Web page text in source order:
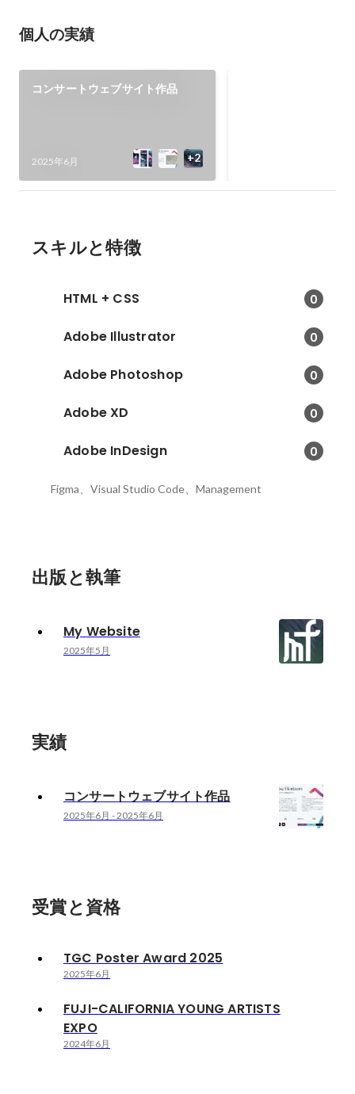
個人の実績
コンサートウェブサイト作品
2025年6月
スキルと特徴
HTML + CSS 0
Adobe Illustrator 0
Adobe Photoshop 0
Adobe XD 0
Adobe InDesign 0
Figma、Visual Studio Code、Management
出版と執筆
My Website
2025年5月
実績
コンサートウェブサイト作品
2025年6月 -2025年6月
受賞と資格
TGC Poster Award 2025
2025年6月
FUJI-CALIFORNIA YOUNG ARTISTS
EXPO
2024年6月